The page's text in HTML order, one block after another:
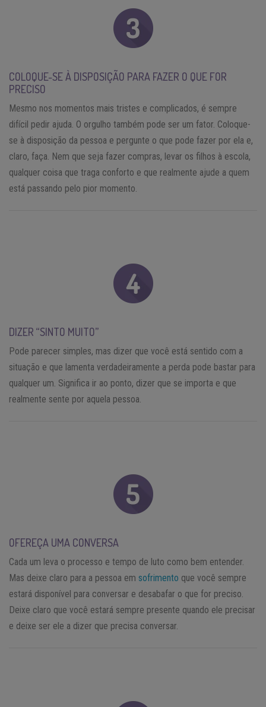
COLOQUE-SE À DISPOSIÇÃO PARA FAZER O QUE FOR
PRECISO
Mesmo nos momentos mais tristes e complicados, é sempre
difícil pedir ajuda. O orgulho também pode ser um fator. Coloque-
se à disposição da pessoa e pergunte o que pode fazer por ela e,
claro, faça. Nem que seja fazer compras, levar os filhos à escola,
qualquer coisa que traga conforto e que realmente ajude a quem
está passando pelo pior momento.
DIZER “SINTO MUITO”
Pode parecer simples, mas dizer que você está sentido com a
situação e que lamenta verdadeiramente a perda pode bastar para
qualquer um. Significa ir ao ponto, dizer que se importa e que
realmente sente por aquela pessoa.
OFEREÇA UMA CONVERSA
Cada um leva o processo e tempo de luto como bem entender.
Mas deixe claro para a pessoa em sofrimento que você sempre
estará disponível para conversar e desabafar o que for preciso.
Deixe claro que você estará sempre presente quando ele precisar
e deixe ser ele a dizer que precisa conversar.